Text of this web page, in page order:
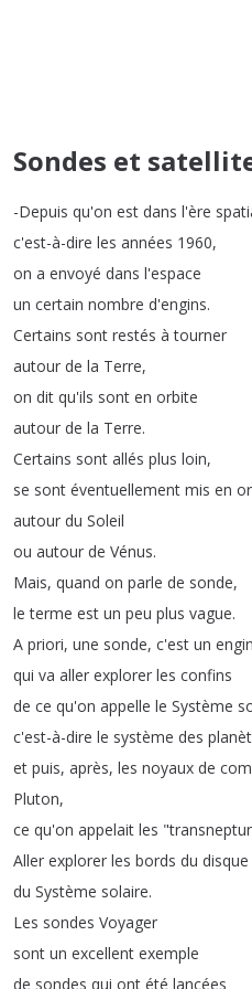
Sondes et
-Depuis qu'on est dans l'ère
c'est-à-dire les années 1960,
on a envoyé dans l'espace
un certain nombre d'engins.
Certains sont restés à tourner
autour de la Terre,
on dit qu'ils sont en orbite
autour de la Terre.
Certains sont allés plus loin,
se sont éventuellement mis en
autour du Soleil
ou autour de Vénus.
Mais, quand on parle de sonde,
le terme est un peu plus vague.
A priori, une sonde, c'est un engin
qui va aller explorer les confins
de ce qu'on appelle le Système
c'est-à-dire le système des
et puis, après, les noyaux de
Pluton,
ce qu'on appelait les "
Aller explorer les bords du disque
du Système solaire.
Les sondes Voyager
sont un excellent exemple
de sondes qui ont été lancées